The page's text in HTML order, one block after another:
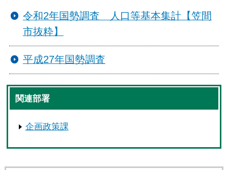
令和2年国勢調査 人口等基本集計【笠間
市抜粋】
平成27年国勢調査
関連部署
企画政策課